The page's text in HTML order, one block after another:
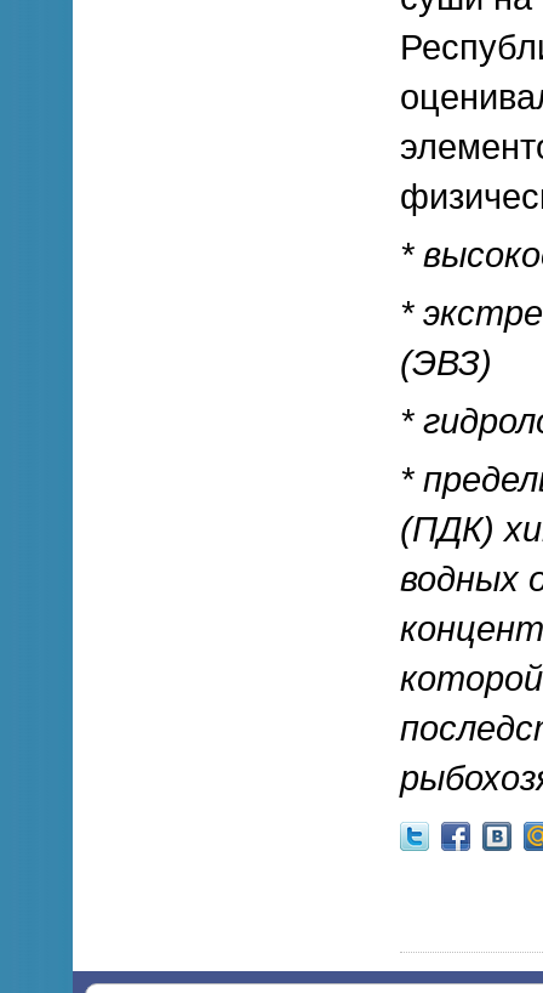
*
*
(ЭВЗ)
*
*
(ПДК)
водных